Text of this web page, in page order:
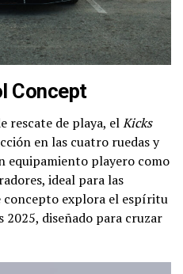
Concept
rescate de playa, elKicks
en las cuatro ruedas y
equipamiento playero como
ideal para las
concepto explora el espíritu
diseñado para cruzar